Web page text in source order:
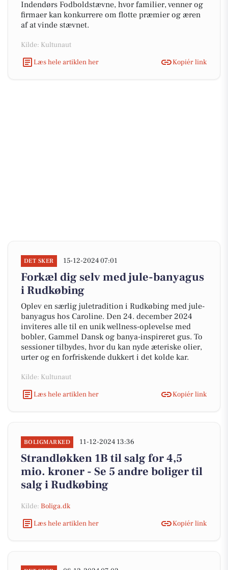
Indendørs Fodboldstævne, hvor familier, venner og
firmaer kan konkurrere om flotte præmier og æren
af at vinde stævnet.
Kilde: Kultunaut
Læs hele artiklen her
Kopiér link
DET SKER 15-12-2024 07:01
Forkæl dig selv med jule-banyagus
i Rudkøbing
Oplev en særlig juletradition i Rudkøbing med jule-
banyagus hos Caroline. Den 24. december 2024
inviteres alle til en unik wellness-oplevelse med
bobler, Gammel Dansk og banya-inspireret gus. To
sessioner tilbydes, hvor du kan nyde æteriske olier,
urter og en forfriskende dukkert i det kolde kar.
Kilde: Kultunaut
Læs hele artiklen her
Kopiér link
BOLIGMARKED 11-12-2024 13:36
Strandløkken 1B til salg for 4,5
mio. kroner - Se 5 andre boliger til
salg i Rudkøbing
Kilde: Boliga.dk
Læs hele artiklen her
Kopiér link